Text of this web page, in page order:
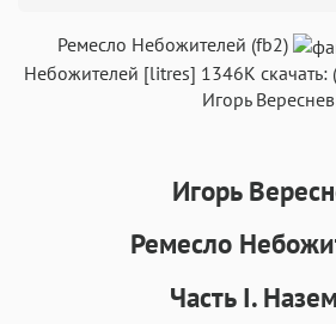
Аа Аа
Аа
Arial
Ремесло Небожителей (fb2)
Небожителей [litres] 1346K скачать:
Игорь Вереснев
Игорь
Ремесло
Часть I.